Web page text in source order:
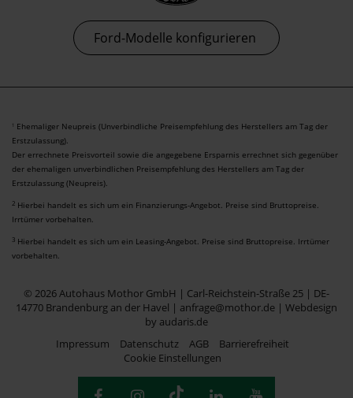
Ford-Modelle konfigurieren
1 Ehemaliger Neupreis (Unverbindliche Preisempfehlung des Herstellers am Tag der
Erstzulassung).
Der errechnete Preisvorteil sowie die angegebene Ersparnis errechnet sich gegenüber
der ehemaligen unverbindlichen Preisempfehlung des Herstellers am Tag der
Erstzulassung (Neupreis).
2 Hierbei handelt es sich um ein Finanzierungs-Angebot. Preise sind Bruttopreise.
Irrtümer vorbehalten.
3 Hierbei handelt es sich um ein Leasing-Angebot. Preise sind Bruttopreise. Irrtümer
vorbehalten.
© 2026 Autohaus Mothor GmbH | Carl-Reichstein-Straße 25 | DE-
14770 Brandenburg an der Havel | anfrage@mothor.de | Webdesign
by audaris.de
Impressum
Datenschutz AGB
Barrierefreiheit
Cookie Einstellungen